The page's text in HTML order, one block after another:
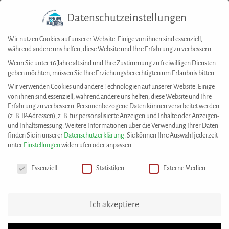
20-jähriges Jubiläum von Stuttgart tanzt! e. V.
Diese Best Practice wurde eingereicht von:
Stuttgart tanzt! e. V.
Musik und Tanz kennen keine Grenzen
Datenschutzeinstellungen
Wir nutzen Cookies auf unserer Website. Einige von ihnen sind essenziell,
während andere uns helfen, diese Website und Ihre Erfahrung zu verbessern.
Wenn Sie unter 16 Jahre alt sind und Ihre Zustimmung zu freiwilligen Diensten
geben möchten, müssen Sie Ihre Erziehungsberechtigten um Erlaubnis bitten.
Wir verwenden Cookies und andere Technologien auf unserer Website. Einige
von ihnen sind essenziell, während andere uns helfen, diese Website und Ihre
Erfahrung zu verbessern. Personenbezogene Daten können verarbeitet werden
(z. B. IP-Adressen), z. B. für personalisierte Anzeigen und Inhalte oder Anzeigen-
und Inhaltsmessung. Weitere Informationen über die Verwendung Ihrer Daten
finden Sie in unserer Datenschutzerklärung. Sie können Ihre Auswahl jederzeit
unter Einstellungenwiderrufen oder anpassen.
Essenziell
Statistiken Externe Medien
Ich akzeptiere